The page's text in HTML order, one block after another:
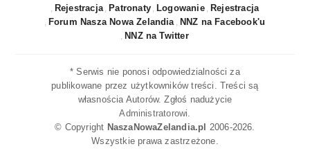
Wiza turystyczna dla Polaków do Nowej Zelandii?
Nowa Zelandia 8 w rankingu najszczęśliwszych krajów świata
Belt up. Live on. Kampania społeczna w Nowej Zelandii
dotycząca zapinania pasów bezpieczeństwa.
Bieg Tropem Wilczym w Christchurch - Nowa Zelandia
Powietrze z Nowej Zelandii w sprayu
Rejestracja
Patronaty Logowanie
Rejestracja
Forum Nasza Nowa Zelandia
NNZ na Facebook'u
NNZ na Twitter
* Serwis nie ponosi odpowiedzialności za
publikowane przez użytkowników treści. Treści są
własnościa Autorów. Zgłoś nadużycie
Administratorowi
© Copyright NaszaNowaZelandia.pl
2006-2026.
Wszystkie prawa zastrzeżone.